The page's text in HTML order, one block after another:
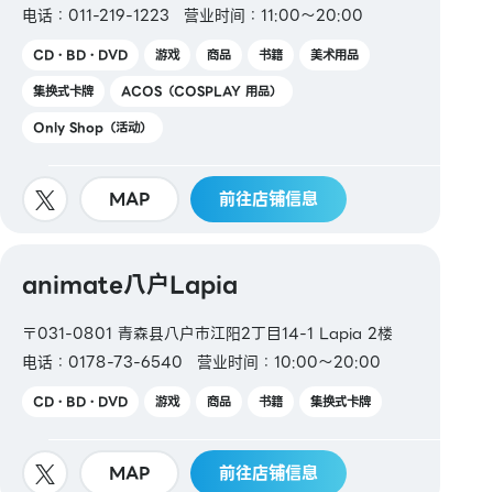
电话：011-219-1223
营业时间：11:00～20:00
CD・BD・DVD 游戏 商品 书籍
美术用品
集换式卡牌
ACOS（COSPLAY 用品）
Only Shop（活动）
MAP 前往店铺信息
animate八户Lapia
〒031-0801 青森县八户市江阳2丁目14-1 Lapia 2楼
电话：0178-73-6540
营业时间：10:00～20:00
CD・BD・DVD 游戏 商品 书籍 集换式卡牌
MAP 前往店铺信息